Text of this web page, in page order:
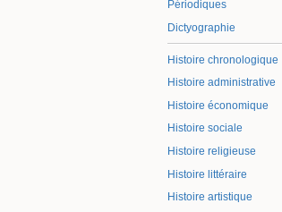
Périodiques
Dictyographie
Histoire chronologique
Histoire administrative
Histoire économique
Histoire sociale
Histoire religieuse
Histoire littéraire
Histoire artistique